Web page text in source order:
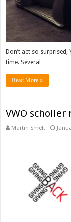
Don’t act so surprised,
time. Several …
Read More »
VWO scholier
Martin Smelt